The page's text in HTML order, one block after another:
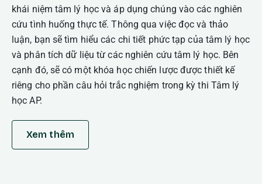
khái niệm tâm lý học và áp dụng chúng vào các nghiên
cứu tình huống thực tế. Thông qua việc đọc và thảo
luận, bạn sẽ tìm hiểu các chi tiết phức tạp của tâm lý học
và phân tích dữ liệu từ các nghiên cứu tâm lý học. Bên
cạnh đó, sẽ có một khóa học chiến lược được thiết kế
riêng cho phần câu hỏi trắc nghiệm trong kỳ thi Tâm lý
học AP.
Xem thêm